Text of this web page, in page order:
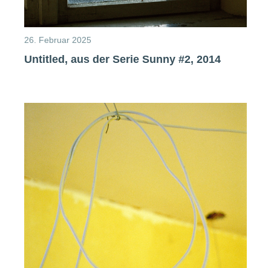
26. Februar 2025
Untitled, aus der Serie Sunny #2, 2014